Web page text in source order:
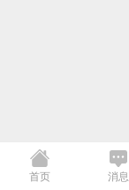
首页 消息